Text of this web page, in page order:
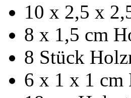
10 x 2,5 x
8 x 1,5 cm
8 Stück
6 x 1 x 1 cm